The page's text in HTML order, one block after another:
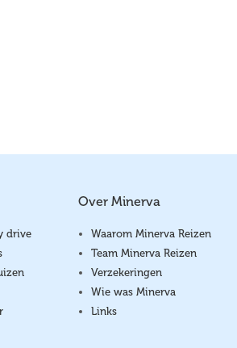
drive
Over Minerva
Waarom Minerva Reizen
Team Minerva Reizen
Verzekeringen
Wie was Minerva
Links